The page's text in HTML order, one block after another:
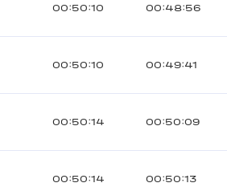
00:50:10 00:48:56
00:50:10 00:49:41
00:50:14 00:50:09
00:50:14 00:50:13